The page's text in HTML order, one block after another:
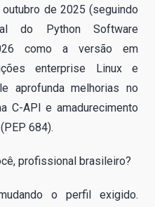
de 2025 (seguindo
do Python Software
como a versão em
enterprise Linux e
aprofunda melhorias no
C-API e amadurecimento
684).
profissional brasileiro?
o perfil exigido.